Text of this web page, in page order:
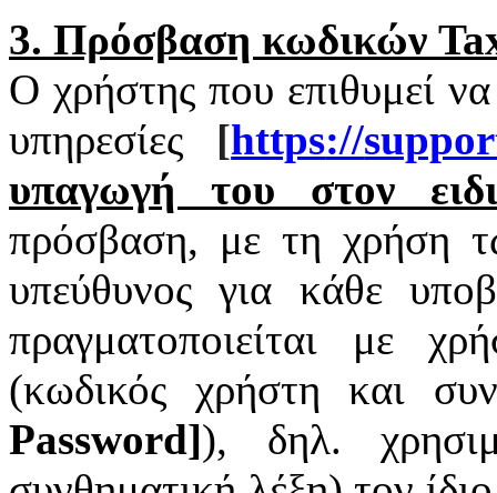
3. Πρόσβαση κωδικών
Ο χρήστης που επιθυμεί να
υπηρεσίες [https://
υπαγωγή του στον
πρόσβαση, με τη χρήση
υπεύθυνος για κάθε
πραγματοποιείται με
(κωδικός χρήστη και
Password]), δηλ.